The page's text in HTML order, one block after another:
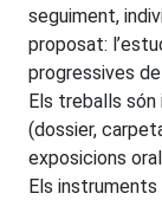
seguiment,
proposat:
progressives
Els treballs són
(dossier,
exposicions
Els instruments